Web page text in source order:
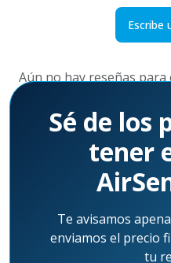
Escribe
Aún no hay reseñas para
Sé de los
tener
Te avisamos
enviamos el precio
tu